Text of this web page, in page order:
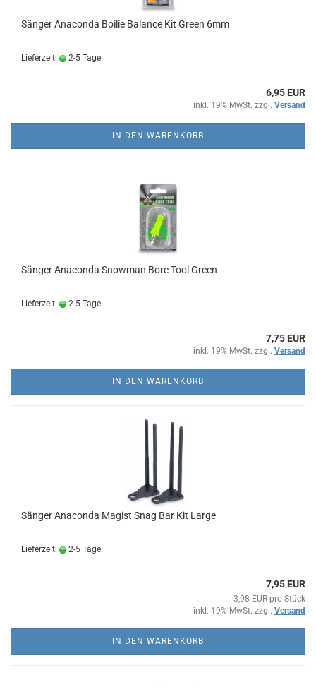
Sänger Anaconda Boilie Balance Kit Green 6mm
Lieferzeit: 2-5 Tage
6,95 EUR
inkl. 19% MwSt. zzgl. Versand
IN DEN WARENKORB
Sänger Anaconda Snowman Bore Tool Green
Lieferzeit: 2-5 Tage
7,75 EUR
inkl. 19% MwSt. zzgl. Versand
IN DEN WARENKORB
Sänger Anaconda Magist Snag Bar Kit Large
Lieferzeit: 2-5 Tage
7,95 EUR
3,98 EUR pro Stück
inkl. 19% MwSt. zzgl. Versand
IN DEN WARENKORB